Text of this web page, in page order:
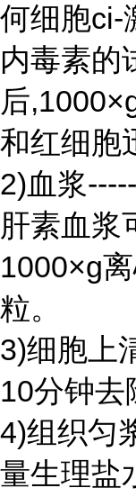
何细胞ci-
内毒素的
后
和红细胞
2)血浆
肝素血浆
1000×g
粒。
3)细胞上
10分钟去
4)组织匀
量生理盐